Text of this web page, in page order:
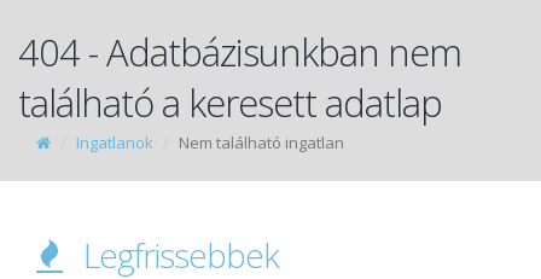
404 - Adatbázisunkban nem
található a keresett adatlap
Ingatlanok Nem található ingatlan
Legfrissebbek